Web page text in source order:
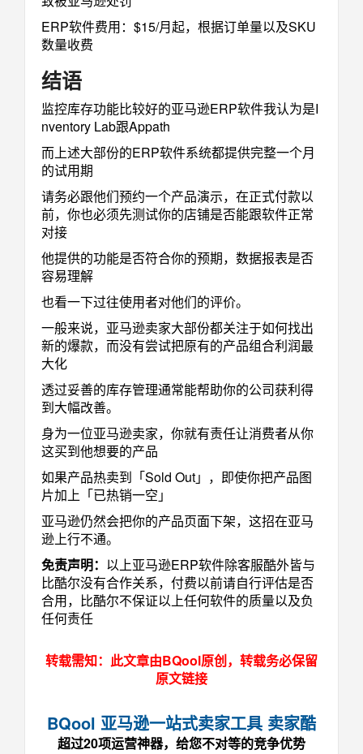
ERP软件费用：$15/月起，根据订单量以及SKU
数量收费
结语
监控库存功能比较好的亚马逊ERP软件我认为是I
nventory Lab跟Appath
而上述大部份的ERP软件系统都提供完整一个月
的试用期
请务必跟他们预约一个产品演示，在正式付款以
前，你也必须先测试你的店铺是否能跟软件正常
对接
他提供的功能是否符合你的预期，数据报表是否
容易理解
也看一下过往使用者对他们的评价。
一般来说，亚马逊卖家大部份都关注于如何找出
新的爆款，而没有尝试把原有的产品组合利润最
大化
透过妥善的库存管理通常能帮助你的公司获利得
到大幅改善。
身为一位亚马逊卖家，你就有责任让消费者从你
这买到他想要的产品
如果产品热卖到「Sold Out」，即使你把产品图
片加上「已热销一空」
亚马逊仍然会把你的产品页面下架，这招在亚马
逊上行不通。
免责声明： 以上亚马逊ERP软件除客服酷外皆与
比酷尔没有合作关系，付费以前请自行评估是否
合用，比酷尔不保证以上任何软件的质量以及负
任何责任
转载需知：此文章由BQool原创，转载务必保留
原文链接
BQool 亚马逊一站式卖家工具 卖家酷
超过20项运营神器，给您不对等的竞争优势